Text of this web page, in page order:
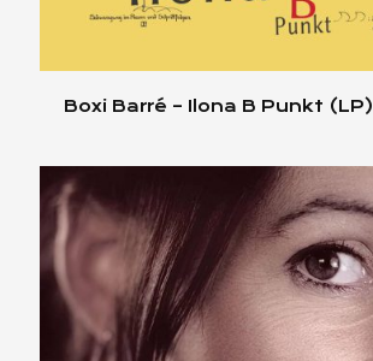
Boxi Barré – Ilona B Punkt (LP)